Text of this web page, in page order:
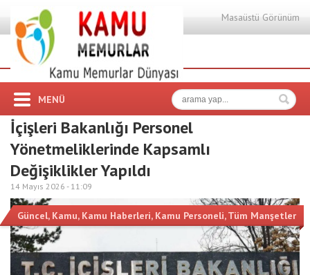
Masaüstü Görünüm
MENÜ
İçişleri Bakanlığı Personel
Yönetmeliklerinde Kapsamlı
Değişiklikler Yapıldı
14 Mayıs 2026 - 11:09
Güncel, Kamu, Kamu Haberleri, Kamu Personeli,Tüm Manşetler